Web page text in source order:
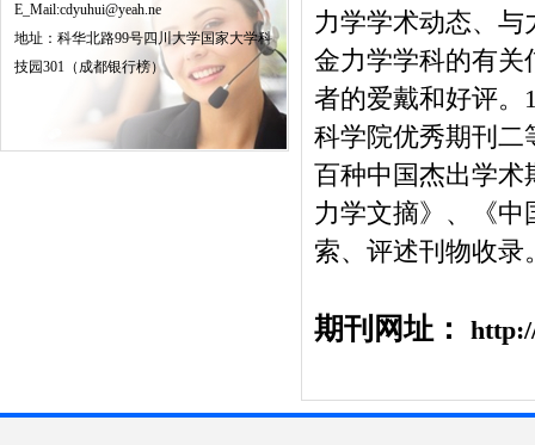
E_Mail:cdyuhui@yeah.ne
地址：科华北路99号四川大学国家大学科
技园301（成都银行榜）
力学学术动态、
金力学学科的有关
者的爱戴和好评。
科学院优秀期刊二
百种中国杰出学术
力学文摘》、《
索、评述刊物收录
期刊网址：